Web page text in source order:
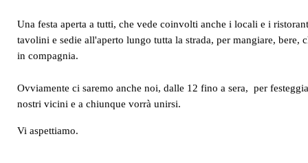
Una festa aperta a tutti, che vede coinvolti anche i locali e i
tavolini e sedie all'aperto lungo tutta la strada, per mangiare, bere,
in compagnia.
Ovviamente ci saremo anche noi, dalle 12 fino a sera, per
nostri vicini e a chiunque vorrà unirsi.
Vi aspettiamo.